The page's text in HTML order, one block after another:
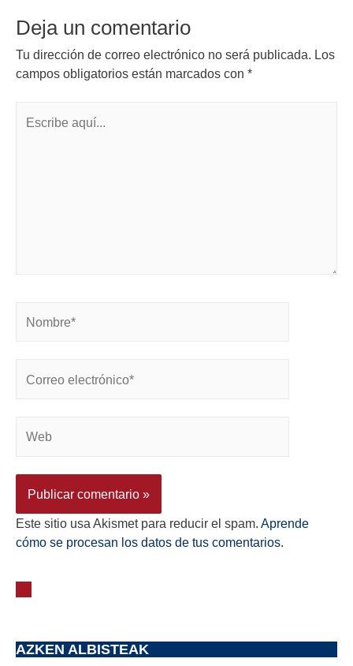
Deja un comentario
Tu dirección de correo electrónico no será publicada. Los
campos obligatorios están marcados con *
Este sitio usa Akismet para reducir el spam. Aprende
cómo se procesan los datos de tus comentarios.
AZKEN ALBISTEAK